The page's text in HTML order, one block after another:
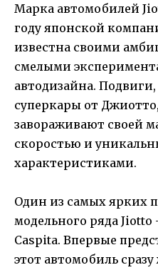
Марка автомобилей
году японской
известна своими
смелыми
автодизайна.
суперкары от
завораживают своей
скоростью и
характеристиками.
Один из самых ярких
модельного ряда
Caspita. Впервые
этот автомобиль